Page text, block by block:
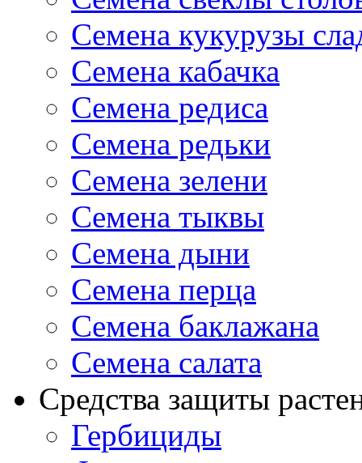
Семена кукурузы
Семена кабачка
Семена редиса
Семена редьки
Семена зелени
Семена тыквы
Семена дыни
Семена перца
Семена баклажана
Семена салата
Средства защиты
Гербициды